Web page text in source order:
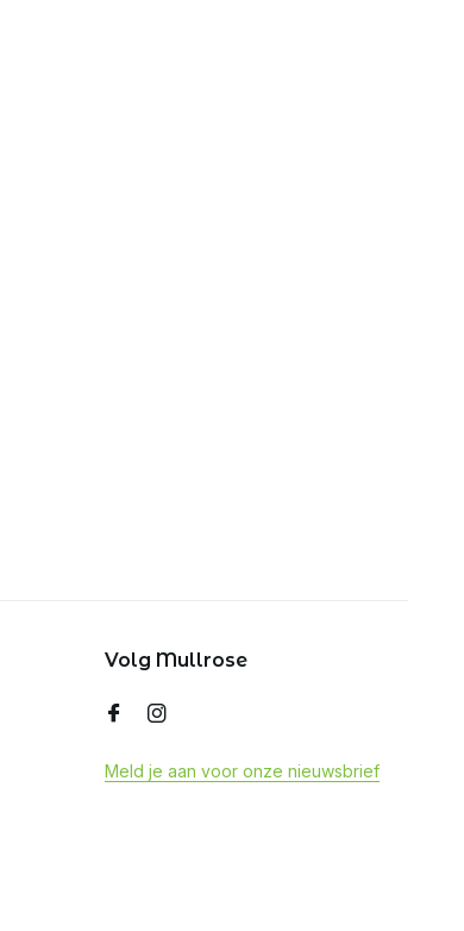
Volg Mullrose
Meld je aan voor onze nieuwsbrief